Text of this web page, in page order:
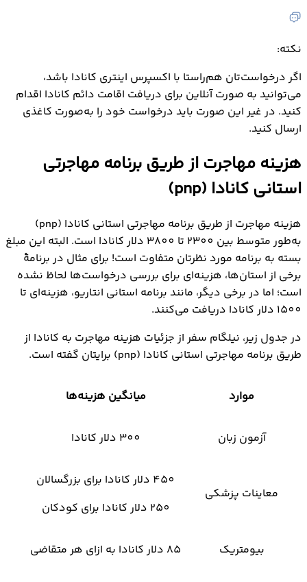
نکته:
اگر درخواست‌تان هم‌راستا با اکسپرس اینتری کانادا باشد،
می‌توانید به صورت آنلاین برای دریافت اقامت دائم کانادا اقدام
کنید. در غیر این صورت باید درخواست خود را به‌صورت کاغذی
ارسال کنید.
هزینه مهاجرت از طریق برنامه مهاجرتی
استانی کانادا (pnp)
هزینه مهاجرت از طریق برنامه مهاجرتی استانی کانادا (pnp)
به‌طور متوسط بین 2300 تا 3800 دلار کانادا است. البته این مبلغ
بسته به برنامه مورد نظرتان متفاوت است! برای مثال در برنامۀ
برخی از استان‌ها، هزینه‌ای برای بررسی درخواست‌ها لحاظ نشده
است؛ اما در برخی دیگر، مانند برنامه استانی انتاریو، هزینه‌ای تا
1500 دلار کانادا دریافت می‌کنند.
در جدول زیر، نیلگام سفر از جزئیات هزینه مهاجرت به کانادا از
طریق برنامه مهاجرتي استاني کانادا (pnp) برایتان گفته است.
موارد میانگین هزینه‌ها
آزمون زبان 300 دلار کانادا
معاینات پزشکی
450 دلار کانادا برای بزرگسالان
250 دلار کانادا برای کودکان
بیومتریک 85 دلار کانادا به ازای هر متقاضی